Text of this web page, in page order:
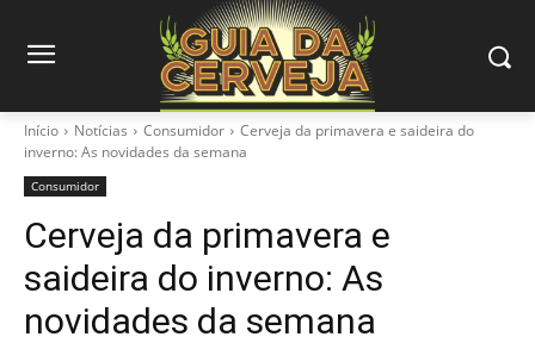
Início Notícias Consumidor
Cerveja da primavera e saideira do
inverno: As novidades da semana
Consumidor
Cerveja da primavera e
saideira do inverno: As
novidades da semana